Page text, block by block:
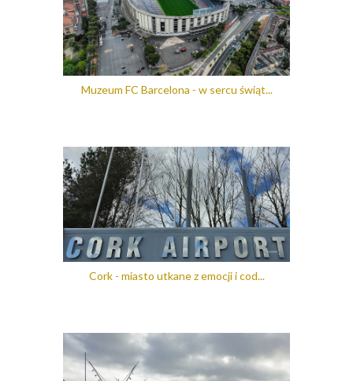
Muzeum FC Barcelona - w sercu świąt...
Cork - miasto utkane z emocji i cod...